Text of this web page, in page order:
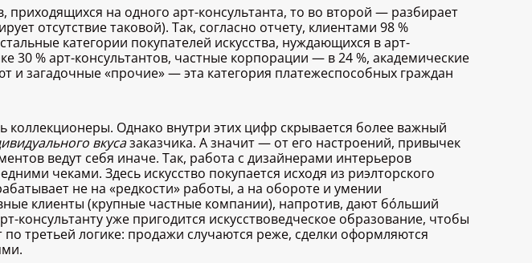
на одного арт-консультанта, то во второй — разбирает
отсутствие таковой). Так, согласно отчету, клиентами 98 %
категории покупателей искусства, нуждающихся в арт-
30 % арт-консультантов, частные корпорации — в 24 %, академические
и загадочные «прочие» — эта категория платежеспособных граждан
коллекционеры. Однако внутри этих цифр скрывается более важный
вкусазаказчика. А значит — от его настроений, привычек
ведут себя иначе. Так, работа с дизайнерами интерьеров
чеками. Здесь искусство покупается исходя из риэлторского
не на «редкости» работы, а на обороте и умении
клиенты (крупные частные компании), напротив, дают бóльший
уже пригодится искусствоведческое образование, чтобы
третьей логике: продажи случаются реже, сделки оформляются